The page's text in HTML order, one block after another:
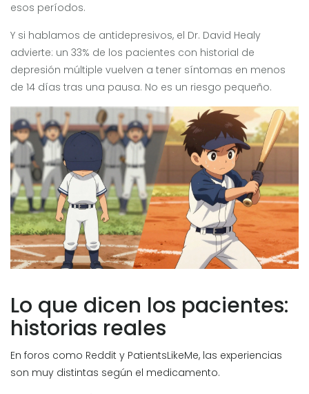
esos períodos.
Y si hablamos de antidepresivos, el Dr. David Healy
advierte: un 33% de los pacientes con historial de
depresión múltiple vuelven a tener síntomas en menos
de 14 días tras una pausa. No es un riesgo pequeño.
Lo que dicen los pacientes:
historias reales
En foros como Reddit y PatientsLikeMe, las experiencias
son muy distintas según el medicamento.